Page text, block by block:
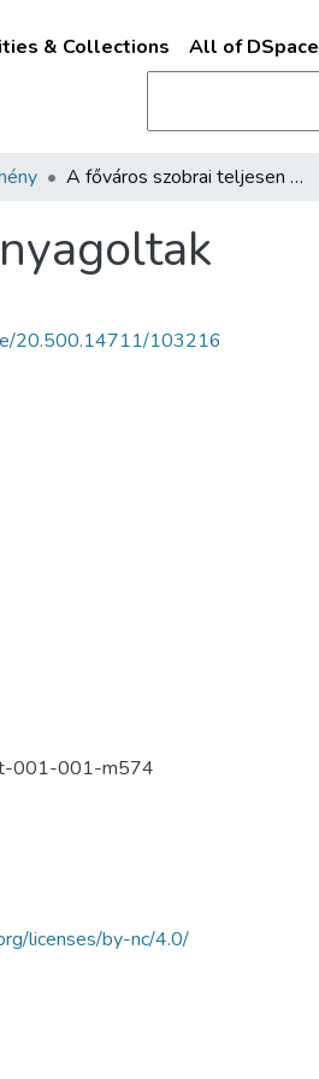
& Collections All of DSpace
A főváros szobrai teljesen elhanyagoltak
20.500.14711/103216
001-001-m574
licenses/by-nc/4.0/